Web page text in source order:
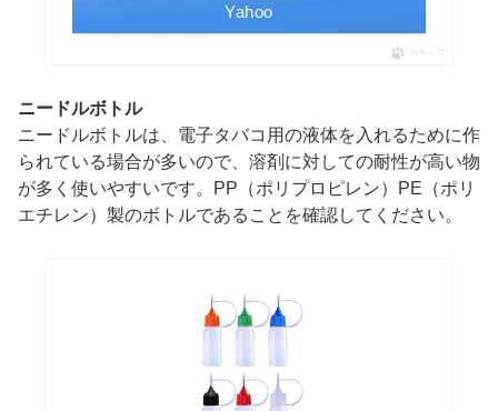
Yahoo
ポチップ
ニードルボトル
ニードルボトルは、電子タバコ用の液体を入れるために作
られている場合が多いので、溶剤に対しての耐性が高い物
が多く使いやすいです。PP（ポリプロピレン）PE（ポリ
エチレン）製のボトルであることを確認してください。